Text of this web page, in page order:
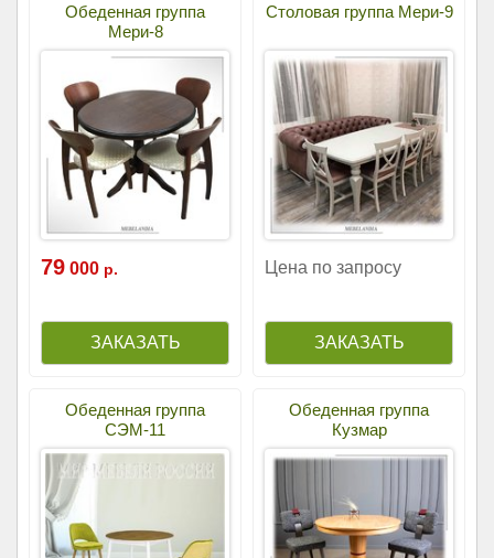
Обеденная группа
Мери-8
79 000 р.
Столовая группа Мери-9
Цена по запросу
Обеденная группа
СЭМ-11
Обеденная группа
Кузмар